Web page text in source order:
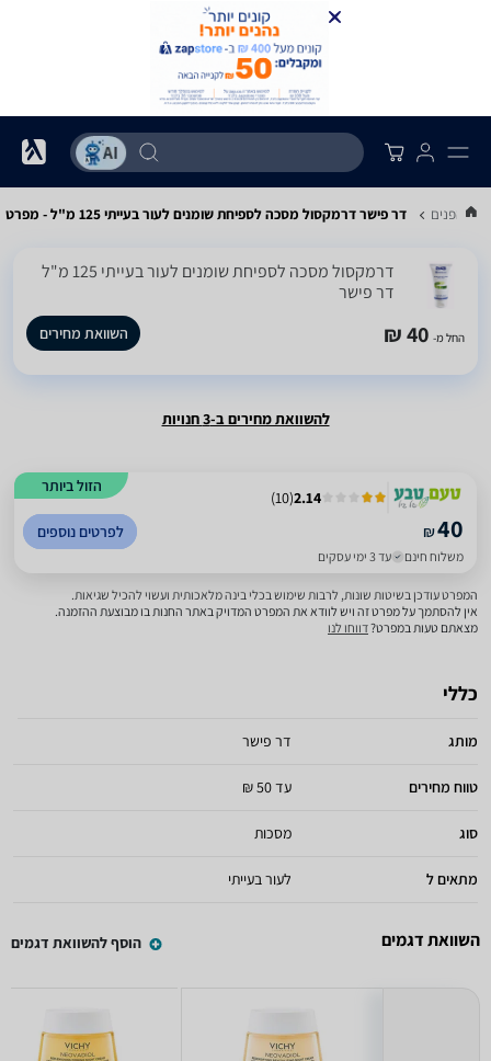
הפנים דר פישר דרמקסול מסכה לספיחת שומנים לעור בעייתי 125 מ"ל - מפרט
דרמקסול מסכה לספיחת שומנים לעור בעייתי 125 מ"ל
‏דר פישר
החל מ- 40 ₪ השוואת מחירים
להשוואת מחירים ב-3 חנויות
הזול ביותר
2.14
(
10
)
₪40
משלוח חינם עד 3 ימי עסקים
לפרטים נוספים
המפרט עודכן בשיטות שונות, לרבות שימוש בכלי בינה מלאכותית ועשוי להכיל שגיאות.
אין להסתמך על מפרט זה ויש לוודא את המפרט המדויק באתר החנות בו מבוצעת ההזמנה.
מצאתם טעות במפרט?דווחו לנו
כללי
מותג דר פישר
טווח מחירים עד 50 ₪
סוג מסכות
מתאים ל לעור בעייתי
השוואת דגמים הוסף להשוואת דגמים